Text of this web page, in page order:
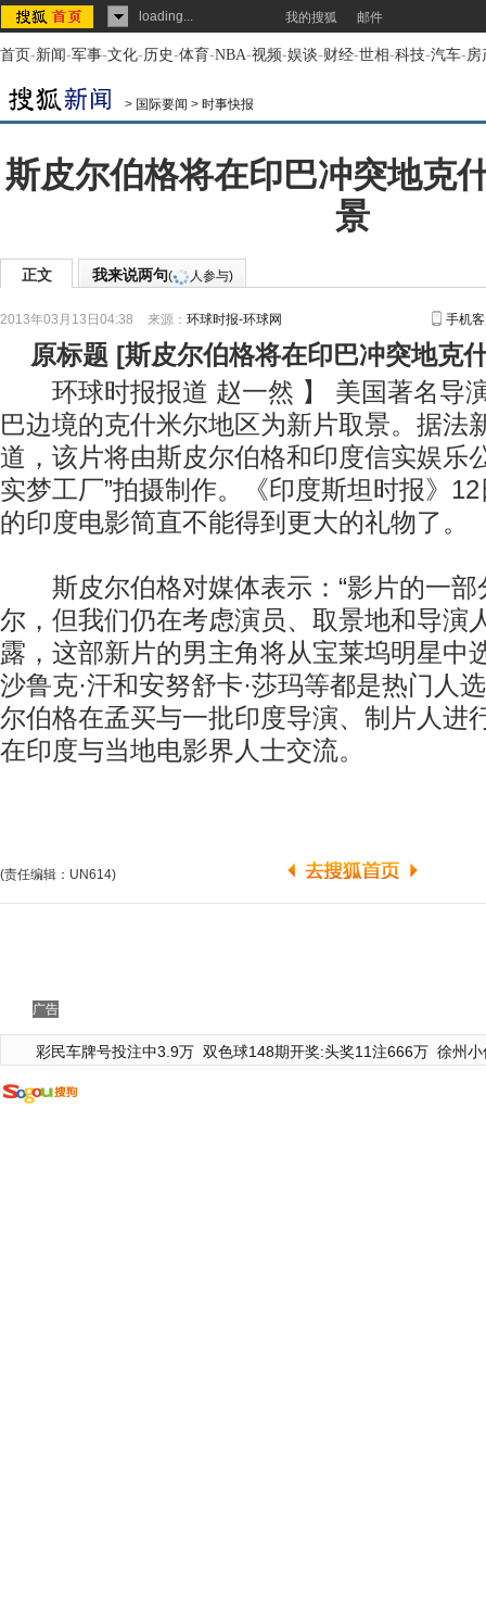
loading... 我的搜狐 邮件
首页-新闻-军事-文化-历史-体育-NBA-视频-娱谈-财经-世相-科技-汽车-房
> 国际要闻 > 时事快报
斯皮尔伯格将在印巴冲突地克
景
正文 我来说两句( 人参与)
2013年03月13日04:38 来源： 环球时报-环球网 手机
原标题 [斯皮尔伯格将在印巴冲突地克
环球时报报道 赵一然 】 美国著名导
巴边境的克什米尔地区为新片取景。据法
道，该片将由斯皮尔伯格和印度信实娱乐
实梦工厂”拍摄制作。《印度斯坦时报》
的印度电影简直不能得到更大的礼物了。
斯皮尔伯格对媒体表示：“影片的一部
尔，但我们仍在考虑演员、取景地和导演
露，这部新片的男主角将从宝莱坞明星中
沙鲁克·汗和安努舒卡·莎玛等都是热门人
尔伯格在孟买与一批印度导演、制片人进
在印度与当地电影界人士交流。
(责任编辑：UN614)
广告
彩民车牌号投注中3.9万 双色球148期开奖:头奖11注666万 徐州